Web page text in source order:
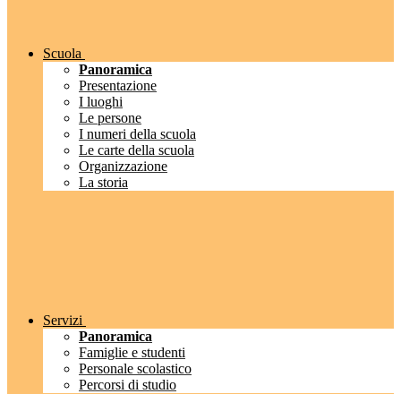
Scuola
Panoramica
Presentazione
I luoghi
Le persone
I numeri della scuola
Le carte della scuola
Organizzazione
La storia
Servizi
Panoramica
Famiglie e studenti
Personale scolastico
Percorsi di studio